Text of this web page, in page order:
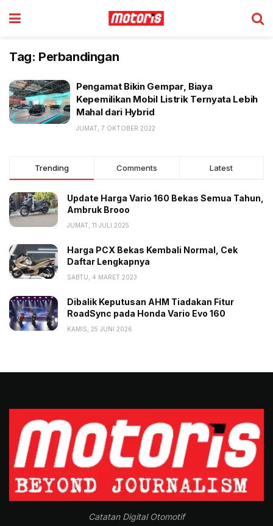
Tag: Perbandingan
Pengamat Bikin Gempar, Biaya
Kepemilikan Mobil Listrik Ternyata Lebih
Mahal dari Hybrid
JUMAT, 7 OKTOBER 2022
Trending Comments Latest
Update Harga Vario 160 Bekas Semua Tahun,
Ambruk Brooo
JUMAT, 11 JULI 2025
Harga PCX Bekas Kembali Normal, Cek
Daftar Lengkapnya
SABTU, 4 MARET 2023
Dibalik Keputusan AHM Tiadakan Fitur
RoadSync pada Honda Vario Evo 160
KAMIS, 25 JUNI 2026
Catatan Digital Otomotif